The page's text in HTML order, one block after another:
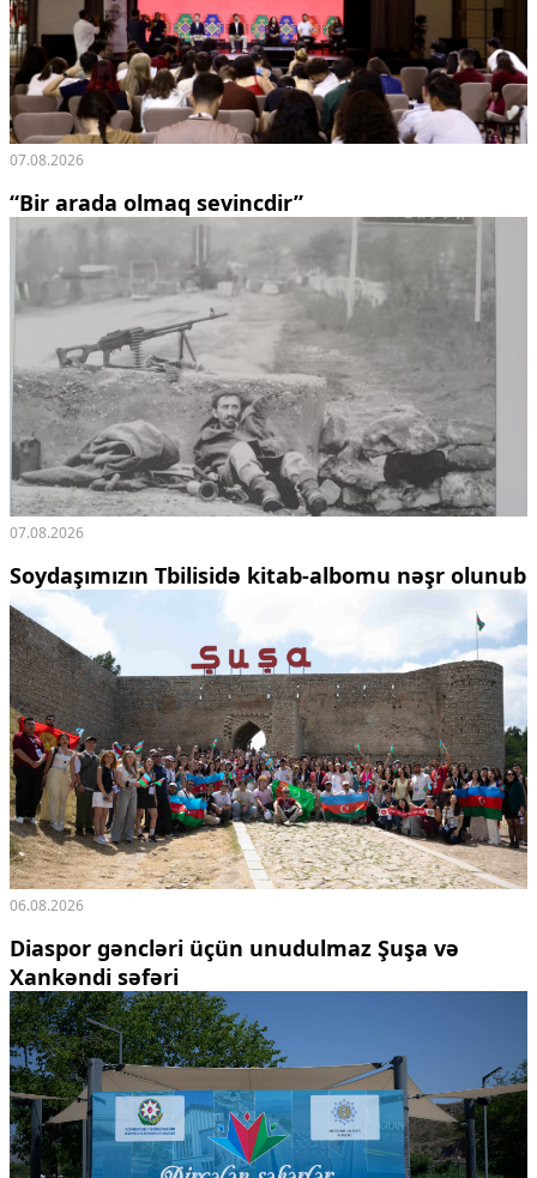
07.08.2026
“Bir arada olmaq sevincdir”
07.08.2026
Soydaşımızın Tbilisidə kitab-albomu nəşr olunub
06.08.2026
Diaspor gəncləri üçün unudulmaz Şuşa və
Xankəndi səfəri